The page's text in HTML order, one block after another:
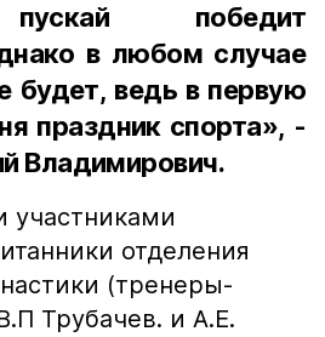
победит
в любом случае
будет, ведь в первую
праздник спорта», -
Владимирович.
участниками
отделения
(тренеры-
Трубачев. и А.Е.